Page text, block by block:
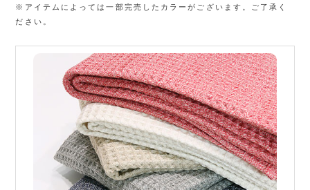
※アイテムによっては一部完売したカラーがございます。ご了承く
ださい。